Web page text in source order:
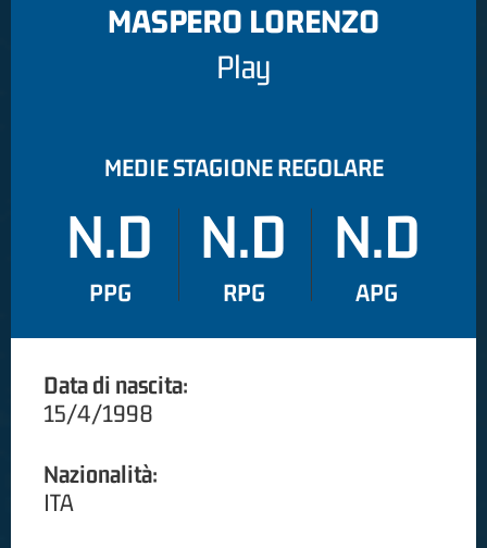
MASPERO LORENZO
Play
MEDIE STAGIONE REGOLARE
N.D
PPG
N.D
RPG
N.D
APG
Data di nascita:
15/4/1998
Nazionalità:
ITA